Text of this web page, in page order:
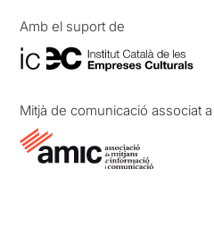
Amb el suport de
Mitjà de comunicació associat a